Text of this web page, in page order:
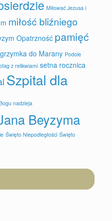
Miłować Jezusa i
miłość bliźniego
Opatrzność pamięć
do Marany Podole
z relikwiami setna rocznica
Szpital dla
nadzieja
Beyzyma
Święto Niepodległości Święto